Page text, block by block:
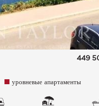
449
уровневые апартаменты